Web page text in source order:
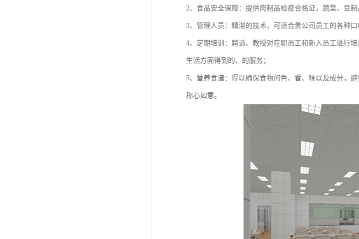
2、食品安全保障：提供肉制品检疫合格证，蔬菜、豆
3、管理人员：精湛的技术，可适合贵公司员工的各种口
4、定期培训：聘请、教授对在职员工和新入员工进行
生活方面得到的、的服务；
5、营养食谱：得以确保食物的色、香、味以及成分，
称心如意。